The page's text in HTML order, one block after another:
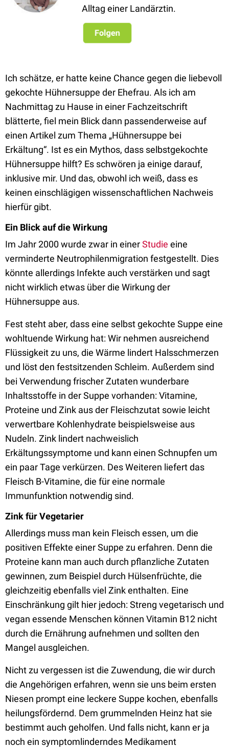
Alltag einer Landärztin.
Ich schätze, er hatte keine Chance gegen die liebevoll
gekochte Hühnersuppe der Ehefrau. Als ich am
Nachmittag zu Hause in einer Fachzeitschrift
blätterte, fiel mein Blick dann passenderweise auf
einen Artikel zum Thema „Hühnersuppe bei
Erkältung“. Ist es ein Mythos, dass selbstgekochte
Hühnersuppe hilft? Es schwören ja einige darauf,
inklusive mir. Und das, obwohl ich weiß, dass es
keinen einschlägigen wissenschaftlichen Nachweis
hierfür gibt.
Ein Blick auf die Wirkung
Im Jahr 2000 wurde zwar in einerStudie eine
verminderte Neutrophilenmigration festgestellt. Dies
könnte allerdings Infekte auch verstärken und sagt
nicht wirklich etwas über die Wirkung der
Hühnersuppe aus.
Fest steht aber, dass eine selbst gekochte Suppe eine
wohltuende Wirkung hat: Wir nehmen ausreichend
Flüssigkeit zu uns, die Wärme lindert Halsschmerzen
und löst den festsitzenden Schleim. Außerdem sind
bei Verwendung frischer Zutaten wunderbare
Inhaltsstoffe in der Suppe vorhanden: Vitamine,
Proteine und Zink aus der Fleischzutat sowie leicht
verwertbare Kohlenhydrate beispielsweise aus
Nudeln. Zink lindert nachweislich
Erkältungssymptome und kann einen Schnupfen um
ein paar Tage verkürzen. Des Weiteren liefert das
Fleisch B-Vitamine, die für eine normale
Immunfunktion notwendig sind.
Zink für Vegetarier
Allerdings muss man kein Fleisch essen, um die
positiven Effekte einer Suppe zu erfahren. Denn die
Proteine kann man auch durch pflanzliche Zutaten
gewinnen, zum Beispiel durch Hülsenfrüchte, die
gleichzeitig ebenfalls viel Zink enthalten. Eine
Einschränkung gilt hier jedoch: Streng vegetarisch und
vegan essende Menschen können Vitamin B12 nicht
durch die Ernährung aufnehmen und sollten den
Mangel ausgleichen.
Nicht zu vergessen ist die Zuwendung, die wir durch
die Angehörigen erfahren, wenn sie uns beim ersten
Niesen prompt eine leckere Suppe kochen, ebenfalls
heilungsfördernd. Dem grummelnden Heinz hat sie
bestimmt auch geholfen. Und falls nicht, kann er ja
noch ein symptomlinderndes Medikament